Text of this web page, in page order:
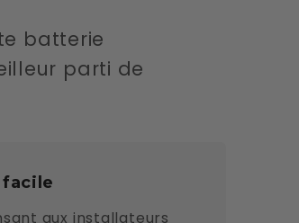
batterie
parti de
aux installateurs